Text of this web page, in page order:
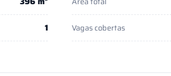
1 Vagas cobertas